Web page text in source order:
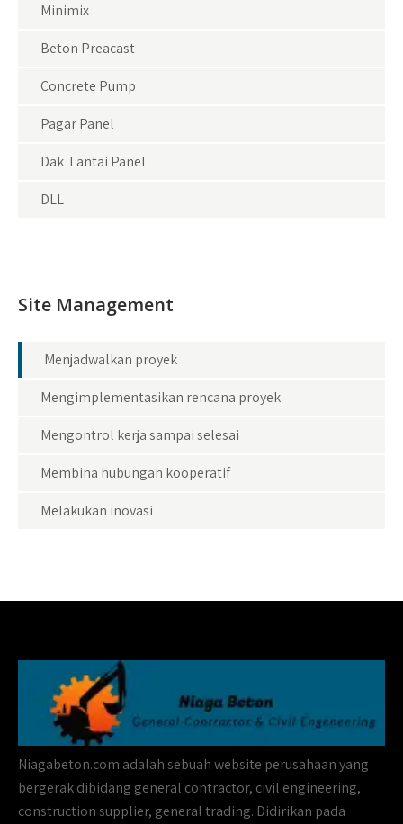
Minimix
Beton Preacast
Concrete Pump
Pagar Panel
Dak Lantai Panel
DLL
Site Management
Menjadwalkan proyek
Mengimplementasikan rencana proyek
Mengontrol kerja sampai selesai
Membina hubungan kooperatif
Melakukan inovasi
Niagabeton.com adalah sebuah website perusahaan yang
bergerak dibidang general contractor, civil engineering,
construction supplier, general trading. Didirikan pada